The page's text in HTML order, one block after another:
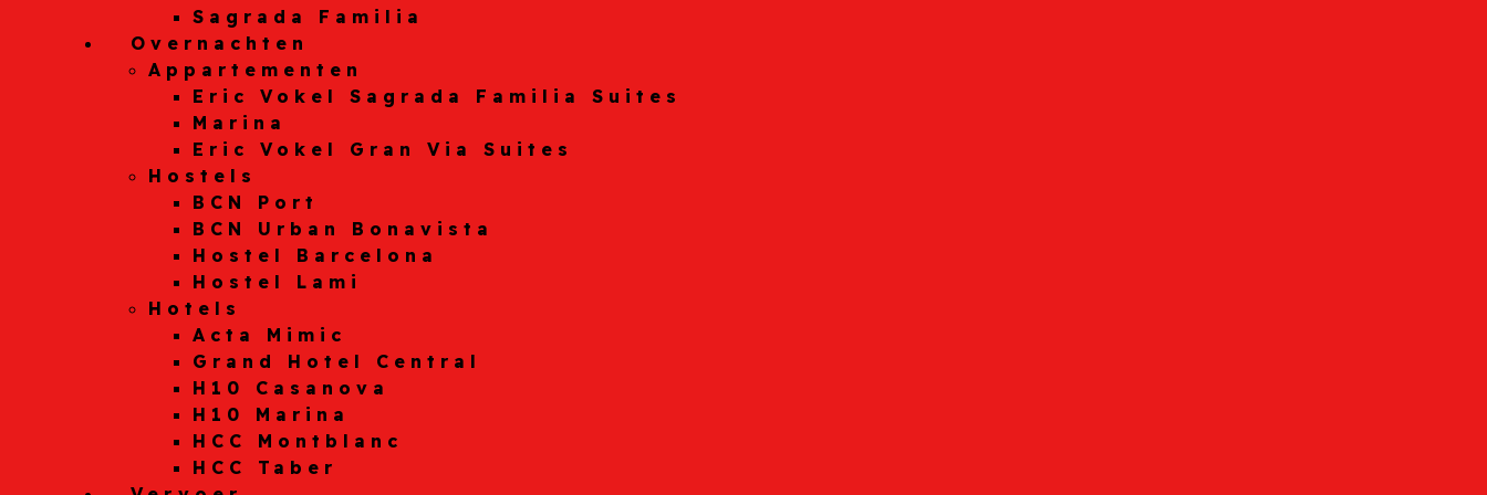
Sagrada Familia
Overnachten
Appartementen
Eric Vokel Sagrada Familia Suites
Marina
Eric Vokel Gran Via Suites
Hostels
BCN Port
BCN Urban Bonavista
Hostel Barcelona
Hostel Lami
Hotels
Acta Mimic
Grand Hotel Central
H10 Casanova
H10 Marina
HCC Montblanc
HCC Taber